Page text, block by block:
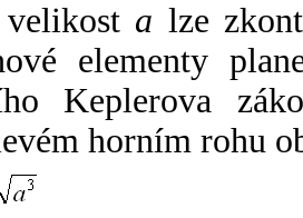
a lze
elementy
Keplerova
horním rohu